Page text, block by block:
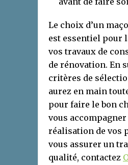
Le choix d’un
est essentiel pour
vos travaux de
de rénovation. En
critères de
aurez en main
pour faire le bon
vous
réalisation de vos
vous assurer un
qualité, contactez